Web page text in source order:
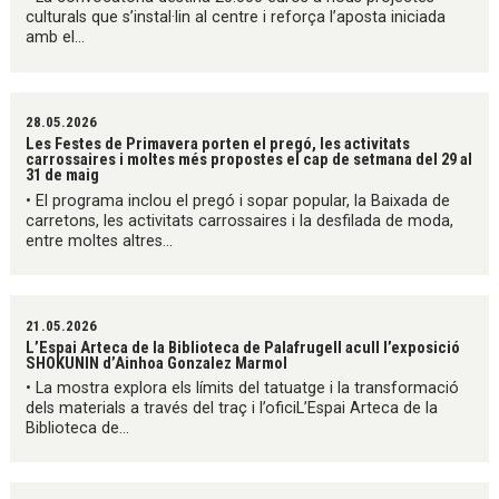
culturals que s’instal·lin al centre i reforça l’aposta iniciada
amb el...
28.05.2026
Les Festes de Primavera porten el pregó, les activitats
carrossaires i moltes més propostes el cap de setmana del 29 al
31 de maig
• El programa inclou el pregó i sopar popular, la Baixada de
carretons, les activitats carrossaires i la desfilada de moda,
entre moltes altres...
21.05.2026
L’Espai Arteca de la Biblioteca de Palafrugell acull l’exposició
SHOKUNIN d’Ainhoa Gonzalez Marmol
• La mostra explora els límits del tatuatge i la transformació
dels materials a través del traç i l’oficiL’Espai Arteca de la
Biblioteca de...